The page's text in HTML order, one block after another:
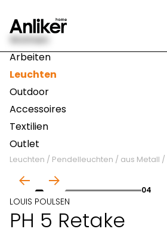
Wohnen
Arbeiten
Leuchten
Outdoor
Accessoires
Textilien
Outlet
Leuchten / Pendelleuchten / aus Metall /
04
LOUIS POULSEN
PH 5 Retake